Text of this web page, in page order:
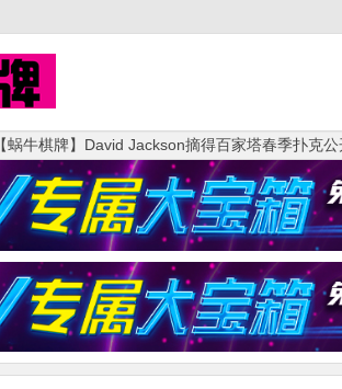
【蜗牛棋牌】David Jackson摘得百家塔春季扑克公